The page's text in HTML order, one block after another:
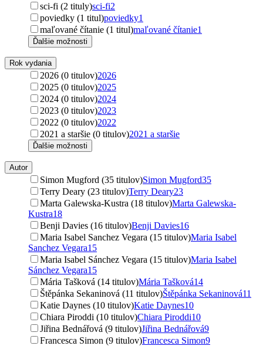
sci-fi (2 tituly)sci-fi2
poviedky (1 titul)poviedky1
maľované čítanie (1 titul)maľované čítanie1
Ďalšie možnosti
Rok vydania
2026 (0 titulov)2026
2025 (0 titulov)2025
2024 (0 titulov)2024
2023 (0 titulov)2023
2022 (0 titulov)2022
2021 a staršie (0 titulov)2021 a staršie
Ďalšie možnosti
Autor
Simon Mugford (35 titulov)Simon Mugford35
Terry Deary (23 titulov)Terry Deary23
Marta Galewska-Kustra (18 titulov)Marta Galewska-
Kustra18
Benji Davies (16 titulov)Benji Davies16
Maria Isabel Sanchez Vegara (15 titulov)Maria Isabel
Sanchez Vegara15
Maria Isabel Sánchez Vegara (15 titulov)Maria Isabel
Sánchez Vegara15
Mária Tašková (14 titulov)Mária Tašková14
Štěpánka Sekaninová (11 titulov)Štěpánka Sekaninová11
Katie Daynes (10 titulov)Katie Daynes10
Chiara Piroddi (10 titulov)Chiara Piroddi10
Jiřina Bednářová (9 titulov)Jiřina Bednářová9
Francesca Simon (9 titulov)Francesca Simon9